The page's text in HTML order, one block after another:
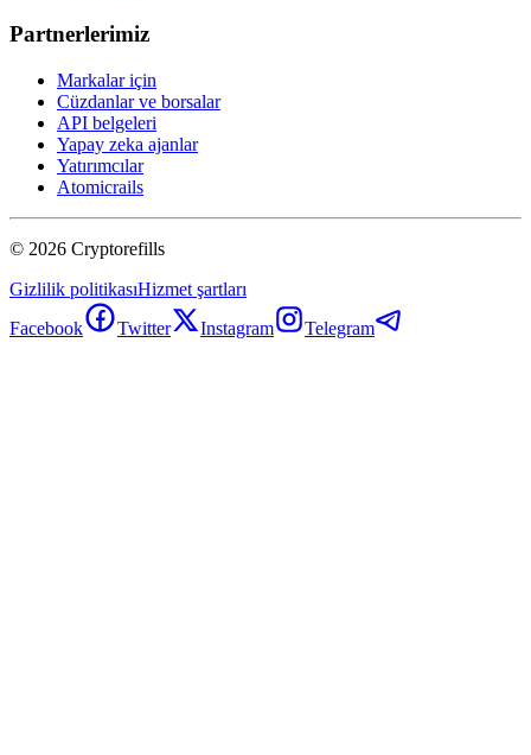
Partnerlerimiz
Markalar için
Cüzdanlar ve borsalar
API belgeleri
Yapay zeka ajanlar
Yatırımcılar
Atomicrails
© 2026 Cryptorefills
Gizlilik politikasıHizmet şartları
Facebook
Twitter Instagram Telegram